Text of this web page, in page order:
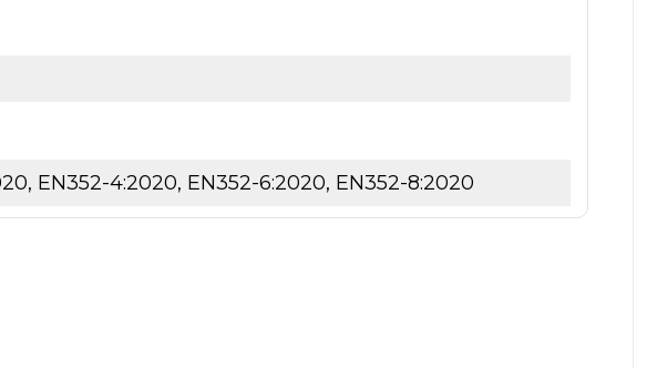
EN352-4:2020, EN352-6:2020, EN352-8:2020